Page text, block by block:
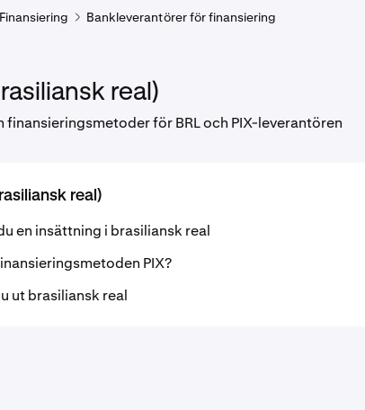
Finansiering Bankleverantörer för finansiering
real)
finansieringsmetoder för BRL och PIX-leverantören
real)
en insättning i brasiliansk real
PIX?
ut brasiliansk real